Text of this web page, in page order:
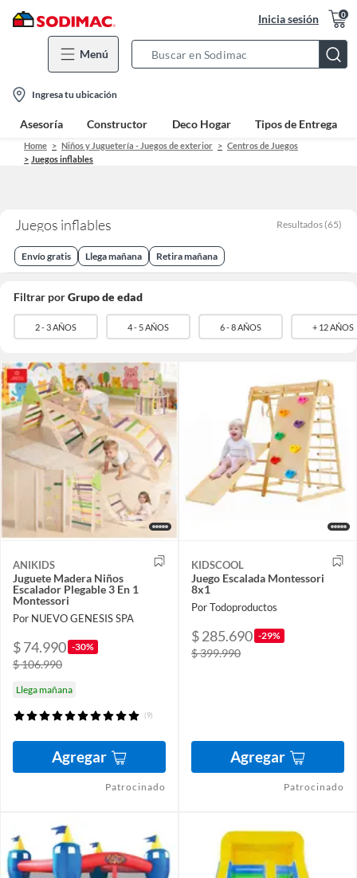
Inicia sesión 0
Menú
Bar
location-
icon
Ingresa tu ubicación
Asesoría Constructor Deco Hogar Tipos de Entrega
Home Niños y Juguetería - Juegos de exterior
Centros de Juegos
Juegos inflables
Juegos inflables Resultados (65)
Envío gratis Llega mañana Retira mañana
Filtrar porGrupo de edad
2 - 3 AÑOS 4 - 5 AÑOS 6 - 8 AÑOS + 12 AÑOS
ANIKIDS
Juguete Madera Niños
Escalador Plegable 3 En 1
Montessori
Por NUEVO GENESIS SPA
$ 74.990 -30%
$ 106.990
Llega mañana
(9)
Agregar
Patrocinado
KIDSCOOL
Juego Escalada Montessori
8x1
Por Todoproductos
$ 285.690 -29%
$ 399.990
Agregar
Patrocinado